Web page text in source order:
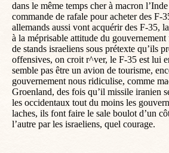
dans le même temps cher à macron
commande de rafale pour acheter des F-
allemands aussi vont acquérir des F-35,
à la méprisable attitude du
de stands israeliens sous prétexte qu’ils
offensives, on croit r^ver, le F-35 est lui
semble pas être un avion de tourisme,
gouvernement nous ridiculise, comme
Groenland, des fois qu’il missile iranien
les occidentaux tout du moins les
laches, ils font faire le sale boulot d’un
l’autre par les israeliens, quel courage.